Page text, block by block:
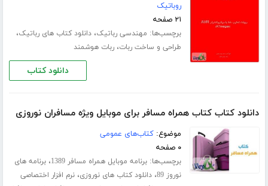
روباتیک
۲۱ صفحه
برچسب‌ها: مهندسی رباتیک،دانلود کتاب های رباتیک،
طراحی و ساخت ربات،ربات هوشمند
دانلود کتاب
دانلود کتاب کتاب همراه مسافر برای موبایل ویژه مسافران نوروزی
موضوع:کتاب‌های عمومی
۰ صفحه
برچسب‌ها:برنامه موبایل همراه مسافر 1389 ،برنامه های
نوروز 89
،دانلود کتاب های نوروزی،نرم افزار اختصاصی